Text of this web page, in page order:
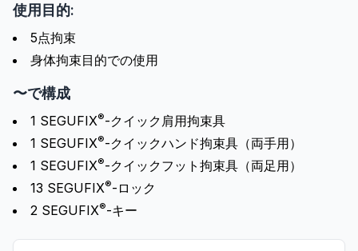
使用目的:
5点拘束
身体拘束目的での使用
〜で構成
1 SEGUFIX®-クイック肩用拘束具
1 SEGUFIX®-クイックハンド拘束具（両手用）
1 SEGUFIX®-クイックフット拘束具（両足用）
13 SEGUFIX®-ロック
2 SEGUFIX®-キー